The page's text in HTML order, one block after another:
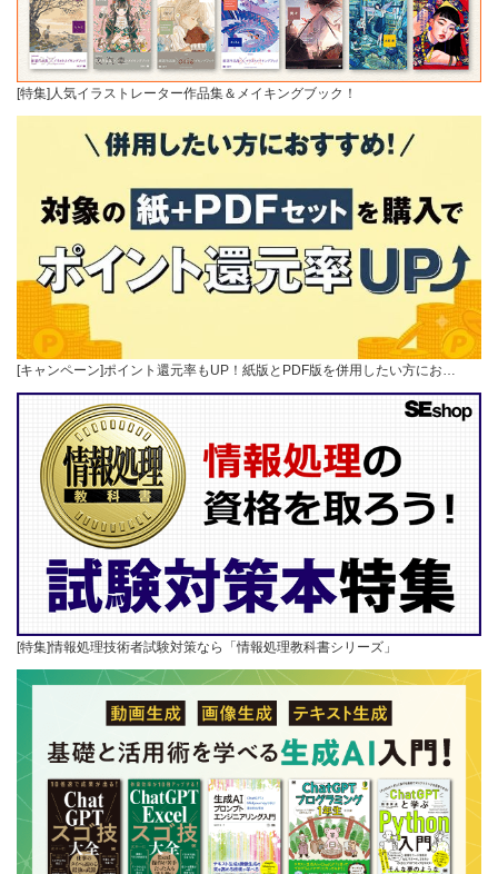
[特集]人気イラストレーター作品集＆メイキングブック！
[キャンペーン]ポイント還元率もUP！紙版とPDF版を併用したい方にお…
[特集]情報処理技術者試験対策なら「情報処理教科書シリーズ」